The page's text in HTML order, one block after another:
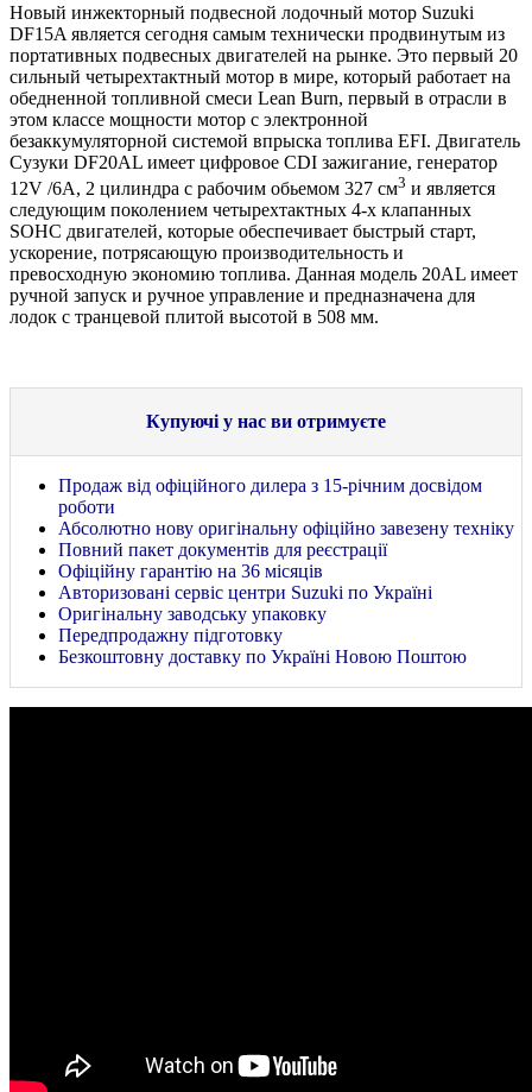
Новый инжекторный подвесной лодочный мотор Suzuki
DF15A является сегодня самым технически продвинутым из
портативных подвесных двигателей на рынке. Это первый 20
сильный четырехтактный мотор в мире, который работает на
обедненной топливной смеси Lean Burn, первый в отрасли в
этом классе мощности мотор с электронной
безаккумуляторной системой впрыска топлива EFI. Двигатель
Сузуки DF20AL имеет цифровое CDI зажигание, генератор
12V /6A, 2 цилиндра с рабочим обьемом 327 см3 и является
следующим поколением четырехтактных 4-х клапанных
SOHC двигателей, которые обеспечивает быстрый старт,
ускорение, потрясающую производительность и
превосходную экономию топлива. Данная модель 20AL имеет
ручной запуск и ручное управление и предназначена для
лодок с транцевой плитой высотой в 508 мм.
Купуючі у нас ви отримуєте
Продаж від офіційного дилера з 15-річним досвідом
роботи
Абсолютно нову оригінальну офіційно завезену техніку
Повний пакет документів для реєстрації
Офіційну гарантію на 36 місяців
Авторизовані сервіс центри Suzuki по Україні
Оригінальну заводську упаковку
Передпродажну підготовку
Безкоштовну доставку по Україні Новою Поштою